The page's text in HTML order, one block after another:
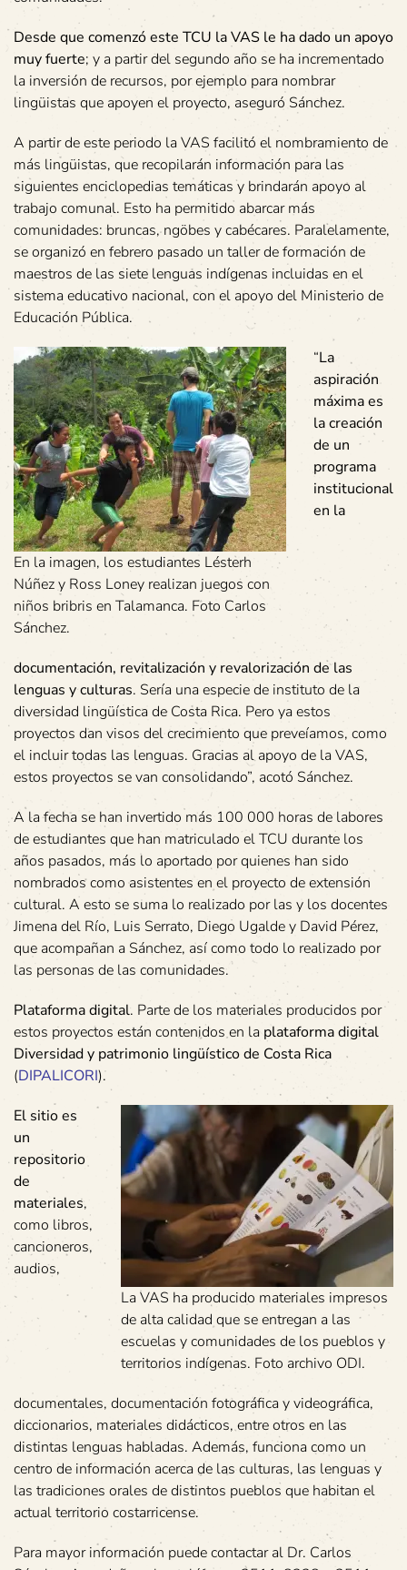
Desde que comenzó este TCU la VAS le ha dado un apoyo
muy fuerte; y a partir del segundo año se ha incrementado
la inversión de recursos, por ejemplo para nombrar
lingüistas que apoyen el proyecto, aseguró Sánchez.
A partir de este periodo la VAS facilitó el nombramiento de
más lingüistas, que recopilarán información para las
siguientes enciclopedias temáticas y brindarán apoyo al
trabajo comunal. Esto ha permitido abarcar más
comunidades: bruncas, ngöbes y cabécares. Paralelamente,
se organizó en febrero pasado un taller de formación de
maestros de las siete lenguas indígenas incluidas en el
sistema educativo nacional, con el apoyo del Ministerio de
Educación Pública.
En la imagen, los estudiantes Lésterh
Núñez y Ross Loney realizan juegos con
niños bribris en Talamanca. Foto Carlos
Sánchez.
“La
aspiración
máxima es
la creación
de un
programa
institucional
en la
documentación, revitalización y revalorización de las
lenguas y culturas. Sería una especie de instituto de la
diversidad lingüística de Costa Rica. Pero ya estos
proyectos dan visos del crecimiento que preveíamos, como
el incluir todas las lenguas. Gracias al apoyo de la VAS,
estos proyectos se van consolidando”, acotó Sánchez.
A la fecha se han invertido más 100 000 horas de labores
de estudiantes que han matriculado el TCU durante los
años pasados, más lo aportado por quienes han sido
nombrados como asistentes en el proyecto de extensión
cultural. A esto se suma lo realizado por las y los docentes
Jimena del Río, Luis Serrato, Diego Ugalde y David Pérez,
que acompañan a Sánchez, así como todo lo realizado por
las personas de las comunidades.
Plataforma digital. Parte de los materiales producidos por
estos proyectos están contenidos en la plataforma digital
Diversidad y patrimonio lingüístico de Costa Rica
(DIPALICORI).
La VAS ha producido materiales impresos
de alta calidad que se entregan a las
escuelas y comunidades de los pueblos y
territorios indígenas. Foto archivo ODI.
El sitio es
un
repositorio
de
materiales,
como libros,
cancioneros,
audios,
documentales, documentación fotográfica y videográfica,
diccionarios, materiales didácticos, entre otros en las
distintas lenguas habladas. Además, funciona como un
centro de información acerca de las culturas, las lenguas y
las tradiciones orales de distintos pueblos que habitan el
actual territorio costarricense.
Para mayor información puede contactar al Dr. Carlos